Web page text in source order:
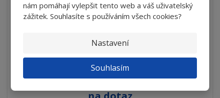
nám pomáhají vylepšit tento web a váš uživatelský
zážitek. Souhlasíte s používáním všech cookies?
Nastavení
Souhlasím